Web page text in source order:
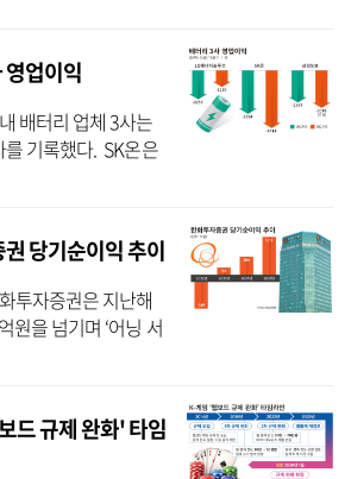
업이익
배터리 업체 3사는
기록했다. SK온은
억원을 기록하면
당기순이익 추이
투자증권은 지난해
원을 넘기며 ‘어닝 서
번 호실적을 발판으
드 규제 완화' 타임